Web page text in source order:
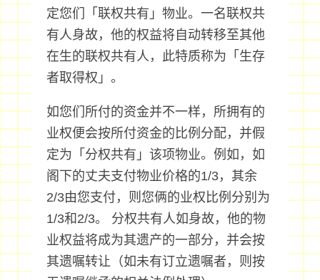
定您们「联权共有」物业。一名联权共
有人身故，他的权益将自动转移至其他
在生的联权共有人，此特质称为「生存
者取得权」。
如您们所付的资金并不一样，所拥有的
业权便会按所付资金的比例分配，并假
定为「分权共有」该项物业。例如，如
阁下的丈夫支付物业价格的1/3，其余
2/3由您支付，则您俩的业权比例分别为
1/3和2/3。 分权共有人如身故，他的物
业权益将成为其遗产的一部分，并会按
其遗嘱转让（如未有订立遗嘱者，则按